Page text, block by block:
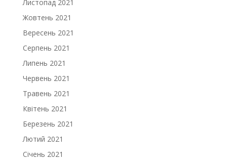
Листопад 2021
Жовтень 2021
Вересень 2021
Серпень 2021
Липень 2021
Червень 2021
Травень 2021
Квітень 2021
Березень 2021
Лютий 2021
Січень 2021